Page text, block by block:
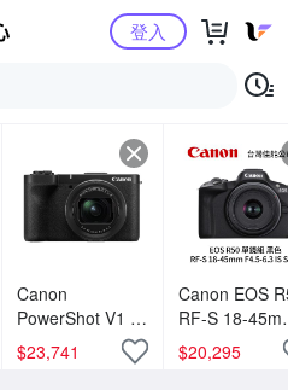
Yahoo購物中心登入
Canon
PowerShot V1 旗
艦級Vlog 影音相
機 公司貨
$23,741
Canon EOS
RF-S 18-
F4.5-6.3 IS
單鏡組 黑色 (
$20,295